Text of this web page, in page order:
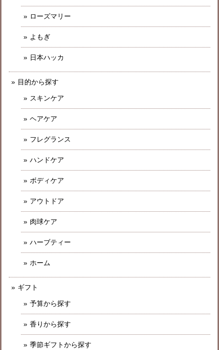
ローズマリー
よもぎ
日本ハッカ
目的から探す
スキンケア
ヘアケア
フレグランス
ハンドケア
ボディケア
アウトドア
肉球ケア
ハーブティー
ホーム
ギフト
予算から探す
香りから探す
季節ギフトから探す